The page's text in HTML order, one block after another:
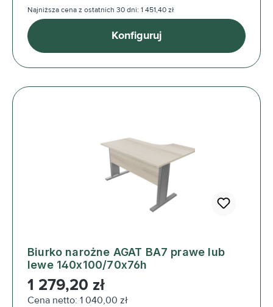
Najniższa cena z ostatnich 30 dni: 1 451,40 zł
Konfiguruj
Biurko narożne AGAT BA7 prawe lub
lewe 140x100/70x76h
Cena regularna:
1 279,20 zł
Cena netto: 1 040,00 zł